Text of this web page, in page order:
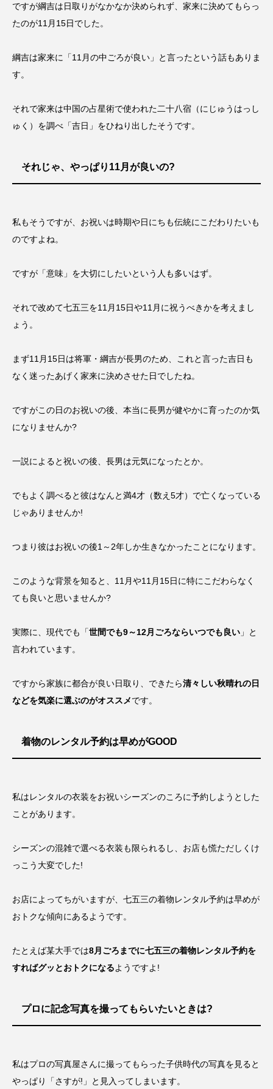
ですが綱吉は日取りがなかなか決められず、家来に決めてもらっ
たのが11月15日でした。
綱吉は家来に「11月の中ごろが良い」と言ったという話もありま
す。
それで家来は中国の占星術で使われた二十八宿（にじゅうはっし
ゅく）を調べ「吉日」をひねり出したそうです。
それじゃ、やっぱり11月が良いの?
私もそうですが、お祝いは時期や日にちも伝統にこだわりたいも
のですよね。
ですが「意味」を大切にしたいという人も多いはず。
それで改めて七五三を11月15日や11月に祝うべきかを考えまし
ょう。
まず11月15日は将軍・綱吉が長男のため、これと言った吉日も
なく迷ったあげく家来に決めさせた日でしたね。
ですがこの日のお祝いの後、本当に長男が健やかに育ったのか気
になりませんか?
一説によると祝いの後、長男は元気になったとか。
でもよく調べると彼はなんと満4才（数え5才）で亡くなっている
じゃありませんか!
つまり彼はお祝いの後1～2年しか生きなかったことになります。
このような背景を知ると、11月や11月15日に特にこだわらなく
ても良いと思いませんか?
実際に、現代でも「世間でも9～12月ごろならいつでも良い 」と
言われています。
ですから家族に都合が良い日取り、できたら清々しい秋晴れの日
などを気楽に選ぶのがオススメです。
着物のレンタル予約は早めがGOOD
私はレンタルの衣装をお祝いシーズンのころに予約しようとした
ことがあります。
シーズンの混雑で選べる衣装も限られるし、お店も慌ただしくけ
っこう大変でした!
お店によってちがいますが、 七五三の着物レンタル予約は早めが
おトクな傾向にあるようです。
たとえば某大手では8月ごろまでに七五三の着物レンタル予約を
すればグッとおトクになるようですよ!
プロに記念写真を撮ってもらいたいときは?
私はプロの写真屋さんに撮ってもらった子供時代の写真を見ると
やっぱり「さすが!」と見入ってしまいます。